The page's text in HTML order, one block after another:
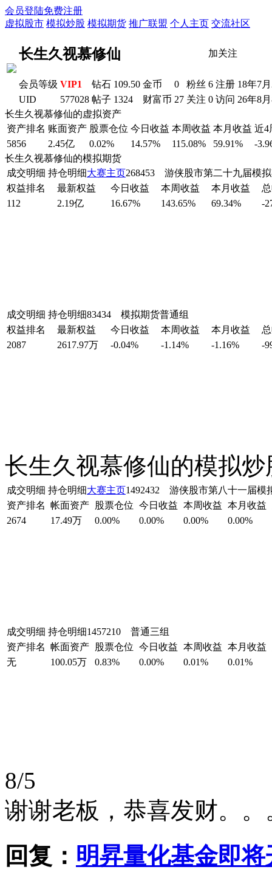
会员登陆免费注册
虚拟股市 模拟炒股 模拟期货 推广联盟 个人主页 交流社区
长生久视慕修仙 加关注
会员等级 VIP1 钻石 109.50 金币 0 粉丝 6 注册 18年7
UID
577028 帖子 1324 财富币 27 关注 0 访问 26年8
长生久视慕修仙的虚拟资产
资产排名 账面资产 股票仓位 今日收益 本周收益 本月收益 近4
5856
2.45亿 0.02% 14.57% 115.08% 59.91%
-
长生久视慕修仙的模拟期货
成交明细 持仓明细大赛主页268453 游侠股市第二十九届模
权益排名
最新权益 今日收益 本周收益 本月收益
112
2.19亿 16.67% 143.65% 69.34% -
成交明细 持仓明细83434 模拟期货普通组
权益排名
最新权益 今日收益 本周收益 本月收益
2087
2617.97万 -0.04% -1.14% -1.16% -
长生久视慕修仙的模拟炒
成交明细 持仓明细大赛主页1492432 游侠股市第八十一届模
资产排名 帐面资产 股票仓位 今日收益 本周收益 本月收益
2674
17.49万 0.00% 0.00% 0.00% 0.00%
成交明细 持仓明细1457210 普通三组
资产排名 帐面资产 股票仓位 今日收益 本周收益 本月收益
无
100.05万 0.83% 0.00% 0.01% 0.01%
8/5
谢谢老板，恭喜发财。。
回复： 明昇量化基金即